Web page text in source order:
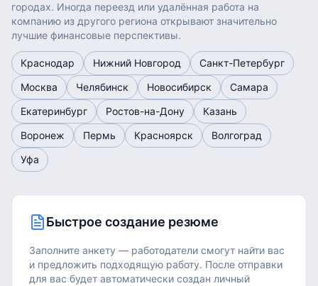
городах. Иногда переезд или удалённая работа на
компанию из другого региона открывают значительно
лучшие финансовые перспективы.
Краснодар Нижний Новгород
Санкт-Петербург
Москва
Челябинск Новосибирск
Самара
Екатеринбург
Ростов-на-Дону
Казань
Воронеж
Пермь Красноярск
Волгоград
Уфа
Быстрое создание резюме
Заполните анкету — работодатели смогут найти вас
и предложить подходящую работу. После отправки
для вас будет автоматически создан личный